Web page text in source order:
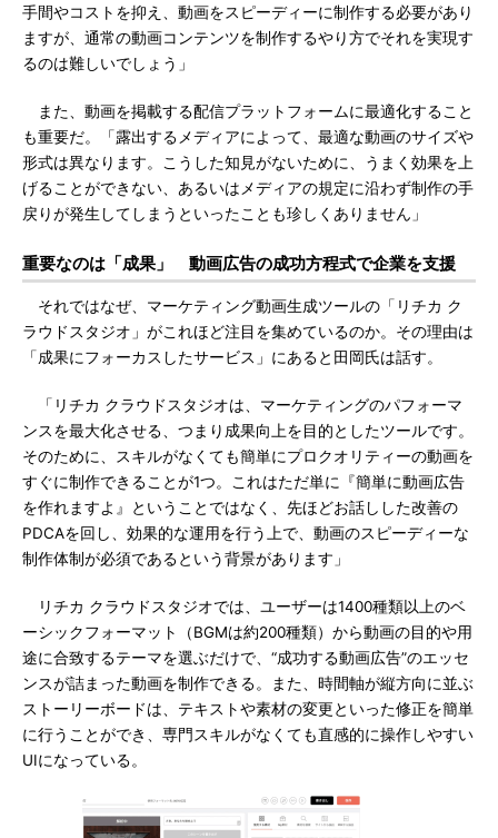
手間やコストを抑え、動画をスピーディーに制作する必要があり
ますが、通常の動画コンテンツを制作するやり方でそれを実現す
るのは難しいでしょう」
また、動画を掲載する配信プラットフォームに最適化すること
も重要だ。「露出するメディアによって、最適な動画のサイズや
形式は異なります。こうした知見がないために、うまく効果を上
げることができない、あるいはメディアの規定に沿わず制作の手
戻りが発生してしまうといったことも珍しくありません」
重要なのは「成果」 動画広告の成功方程式で企業を支援
それではなぜ、マーケティング動画生成ツールの「リチカ ク
ラウドスタジオ」がこれほど注目を集めているのか。その理由は
「成果にフォーカスしたサービス」にあると田岡氏は話す。
「リチカ クラウドスタジオは、マーケティングのパフォーマ
ンスを最大化させる、つまり成果向上を目的としたツールです。
そのために、スキルがなくても簡単にプロクオリティーの動画を
すぐに制作できることが1つ。これはただ単に『簡単に動画広告
を作れますよ』ということではなく、先ほどお話しした改善の
PDCAを回し、効果的な運用を行う上で、動画のスピーディーな
制作体制が必須であるという背景があります」
リチカ クラウドスタジオでは、ユーザーは1400種類以上のベ
ーシックフォーマット（BGMは約200種類）から動画の目的や用
途に合致するテーマを選ぶだけで、“成功する動画広告”のエッセ
ンスが詰まった動画を制作できる。また、時間軸が縦方向に並ぶ
ストーリーボードは、テキストや素材の変更といった修正を簡単
に行うことができ、専門スキルがなくても直感的に操作しやすい
UIになっている。